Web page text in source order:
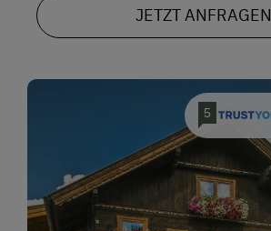
JETZT ANFRAGEN
5